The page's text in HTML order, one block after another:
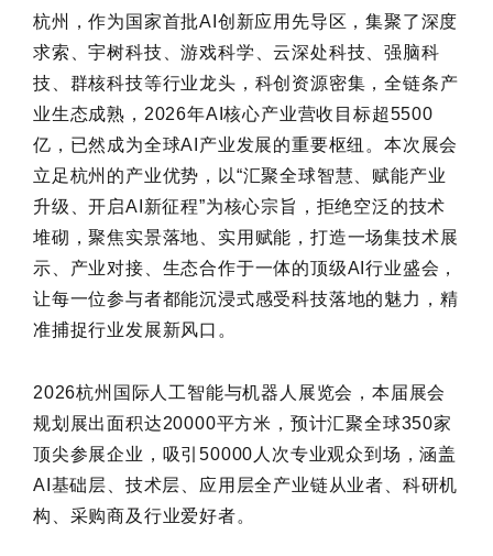
杭州，作为国家首批AI创新应用先导区，集聚了深度
求索、宇树科技、游戏科学、云深处科技、强脑科
技、群核科技等行业龙头，科创资源密集，全链条产
业生态成熟，2026年AI核心产业营收目标超5500
亿，已然成为全球AI产业发展的重要枢纽。本次展会
立足杭州的产业优势，以“汇聚全球智慧、赋能产业
升级、开启AI新征程”为核心宗旨，拒绝空泛的技术
堆砌，聚焦实景落地、实用赋能，打造一场集技术展
示、产业对接、生态合作于一体的顶级AI行业盛会，
让每一位参与者都能沉浸式感受科技落地的魅力，精
准捕捉行业发展新风口。
2026杭州国际人工智能与机器人展览会，本届展会
规划展出面积达20000平方米，预计汇聚全球350家
顶尖参展企业，吸引50000人次专业观众到场，涵盖
AI基础层、技术层、应用层全产业链从业者、科研机
构、采购商及行业爱好者。